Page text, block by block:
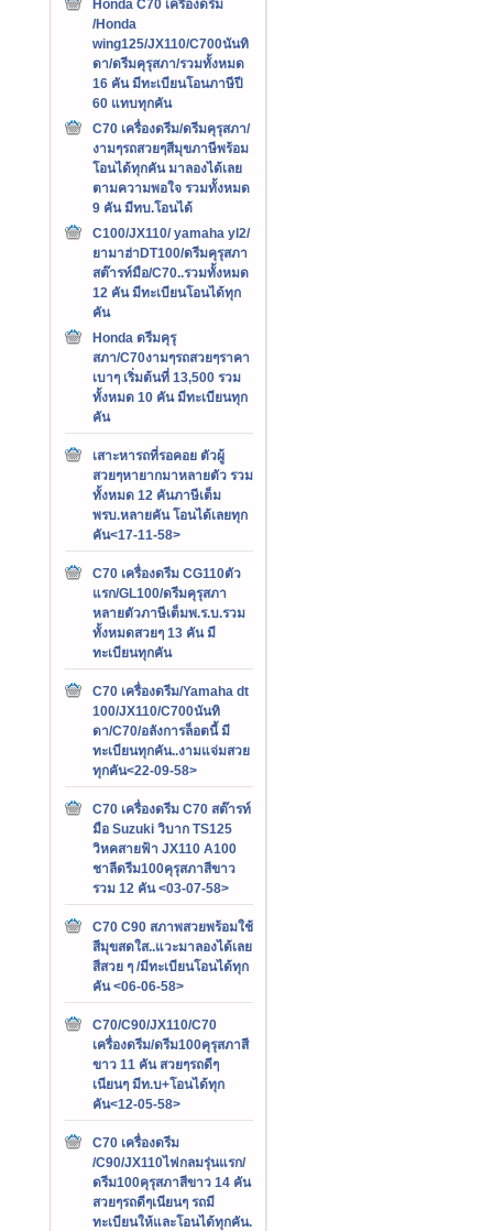
Honda C70 เครืองดรีม
/Honda
wing125/JX110/C700นันทิ
ดา/ดรีมคุรุสภา/รวมทั้งหมด
16 คัน มีทะเบียนโอนภาษีปี
60 แทบทุกคัน
C70 เครื่องดรีม/ดรีมคุรุสภา/
งามๆรถสวยๆสีมุขภาษีพร้อม
โอนได้ทุกคัน มาลองได้เลย
ตามความพอใจ รวมทั้งหมด
9 คัน มีทบ.โอนได้
C100/JX110/ yamaha yl2/
ยามาฮ่าDT100/ดรีมคุรุสภา
สต๊ารท์มือ/C70..รวมทั้งหมด
12 คัน มีทะเบียนโอนได้ทุก
คัน
Honda ดรีมคุรุ
สภา/C70งามๆรถสวยๆราคา
เบาๆ เริ่มต้นที่ 13,500 รวม
ทั้งหมด 10 คัน มีทะเบียนทุก
คัน
เสาะหารถที่รอคอย ตัวผู้
สวยๆหายากมาหลายตัว รวม
ทั้งหมด 12 คันภาษีเต็ม
พรบ.หลายคัน โอนได้เลยทุก
คัน<17-11-58>
C70 เครื่องดรีม CG110ตัว
แรก/GL100/ดรีมคุรุสภา
หลายตัวภาษีเต็มพ.ร.บ.รวม
ทั้งหมดสวยๆ 13 คัน มี
ทะเบียนทุกคัน
C70 เครื่องดรีม/Yamaha dt
100/JX110/C700นันทิ
ดา/C70/อลังการล็อตนี้ มี
ทะเบียนทุกคัน..งามแจ่มสวย
ทุกคัน<22-09-58>
C70 เครื่องดรีม C70 สต๊ารท์
มือ Suzuki วิบาก TS125
วิหคสายฟ้า JX110 A100
ชาลีดรีม100คุรุสภาสีขาว
รวม 12 คัน <03-07-58>
C70 C90 สภาพสวยพร้อมใช้
สีมุขสดใส..แวะมาลองได้เลย
สีสวย ๆ /มีทะเบียนโอนได้ทุก
คัน <06-06-58>
C70/C90/JX110/C70
เครื่องดรีม/ดรีม100คุรุสภาสี
ขาว 11 คัน สวยๆรถดีๆ
เนียนๆ มีท.บ+โอนได้ทุก
คัน<12-05-58>
C70 เครื่องดรีม
/C90/JX110ไฟกลมรุ่นแรก/
ดรีม100คุรุสภาสีขาว 14 คัน
สวยๆรถดีๆเนียนๆ รถมี
ทะเบียนให้และโอนได้ทุกคัน.